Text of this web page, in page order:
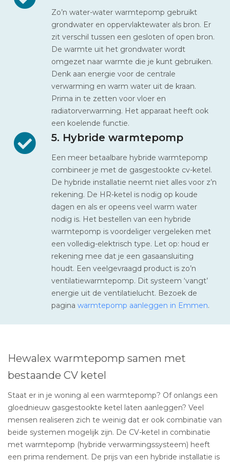
Zo’n water-water warmtepomp gebruikt
grondwater en oppervlaktewater als bron. Er
zit verschil tussen een gesloten of open bron.
De warmte uit het grondwater wordt
omgezet naar warmte die je kunt gebruiken.
Denk aan energie voor de centrale
verwarming en warm water uit de kraan.
Prima in te zetten voor vloer en
radiatorverwarming. Het apparaat heeft ook
een koelende functie.
5. Hybride warmtepomp
Een meer betaalbare hybride warmtepomp
combineer je met de gasgestookte cv-ketel.
De hybride installatie neemt niet alles voor z’n
rekening. De HR-ketel is nodig op koude
dagen en als er opeens veel warm water
nodig is. Het bestellen van een hybride
warmtepomp is voordeliger vergeleken met
een volledig-elektrisch type. Let op: houd er
rekening mee dat je een gasaansluiting
houdt. Een veelgevraagd product is zo’n
ventilatiewarmtepomp. Dit systeem ‘vangt’
energie uit de ventilatielucht. Bezoek de
pagina warmtepomp aanleggen in Emmen.
Hewalex warmtepomp samen met
bestaande CV ketel
Staat er in je woning al een warmtepomp? Of onlangs een
gloednieuw gasgestookte ketel laten aanleggen? Veel
mensen realiseren zich te weinig dat er ook combinatie van
beide systemen mogelijk zijn. De CV-ketel in combinatie
met warmtepomp (hybride verwarmingssysteem) heeft
een prima rendement. De prijs van een hybride installatie is